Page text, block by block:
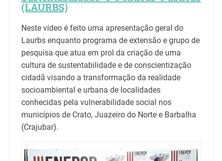
(LAURBS)
Neste vídeo é feito uma apresentação geral do
Laurbs enquanto programa de extensão e grupo de
pesquisa que atua em prol da criação de uma
cultura de sustentabilidade e de conscientização
cidadã visando a transformação da realidade
socioambiental e urbana de localidades
conhecidas pela vulnerabilidade social nos
municípios de Crato, Juazeiro do Norte e Barbalha
(Crajubar).